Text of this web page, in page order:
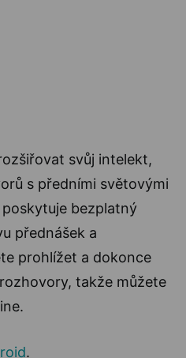
svůj intelekt,
s předními světovými
bezplatný
přednášek a
prohlížet a dokonce
takže můžete
.